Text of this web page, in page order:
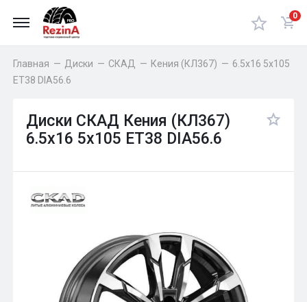
0
Главная — Диски — СКАД — Кения (КЛ367) — 6.5x16 5x105
ET38 DIA56.6
Диски СКАД Кения (КЛ367)
6.5x16 5x105 ET38 DIA56.6